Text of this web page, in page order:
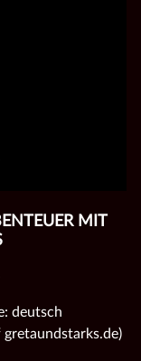
MIT
deutsch